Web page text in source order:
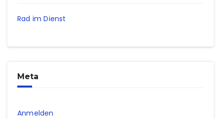
Rad im Dienst
Meta
Anmelden